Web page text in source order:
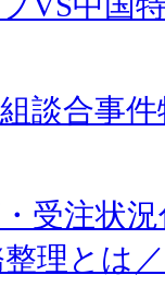
談合事
受注状況
理とは